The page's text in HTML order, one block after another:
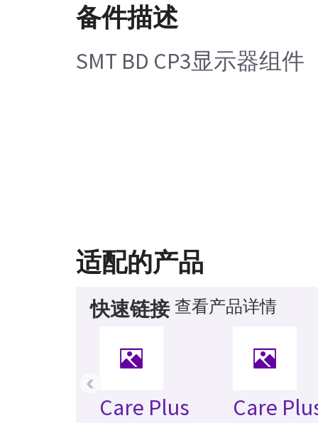
备件描述
SMT BD CP3显示器组件
适配的产品
快速链接 查看产品详情
Care Plus Care
‹